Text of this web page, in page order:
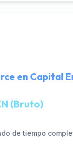
en Capital
(Bruto)
de tiempo